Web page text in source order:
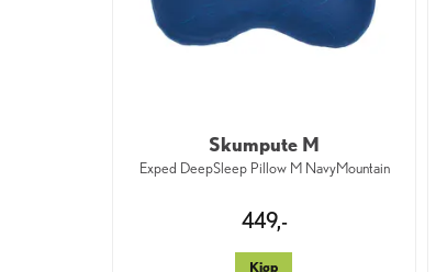
Skumpute M
Exped DeepSleep Pillow M NavyMountain
449,-
Kjøp